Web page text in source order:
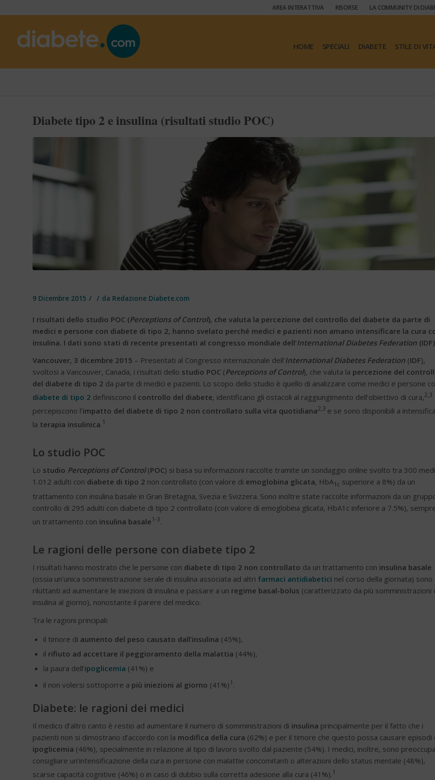
AREA INTERATTIVA RISORSE LA COMMUNITY DI
HOME SPECIALI DIABETE STILE DI
Diabete tipo 2 e insulina (risultati studio POC)
9 Dicembre 2015 / / da Redazione Diabete.com
I risultati dello studio POC (Perceptions of Control), che valuta la percezione del controllo del diabete da parte di
medici e persone con diabete di tipo 2, hanno svelato perché medici e pazienti non amano intensificare la cura
insulina. I dati sono stati di recente presentati al congresso mondiale dell’International Diabetes Federation
Vancouver, 3 dicembre 2015 – Presentati al Congresso internazionale dell’International Diabetes Federation (IDF),
svoltosi a Vancouver, Canada, i risultati dello studio POC (Perceptions of Control), che valuta la percezione del
del diabete di tipo 2 da parte di medici e pazienti. Lo scopo dello studio è quello di analizzare come medici e persone
diabete di tipo 2 definiscono il controllo del diabete, identificano gli ostacoli al raggiungimento dell’obiettivo di cura,2,3
percepiscono l’impatto del diabete di tipo 2 non controllato sulla vita quotidiana2,3 e se sono disponibili a
la terapia insulinica.1
Lo studio POC
Lo studio Perceptions of Control (POC) si basa su informazioni raccolte tramite un sondaggio online svolto tra 300
1.012 adulti con diabete di tipo 2 non controllato (con valore di emoglobina glicata, HbA1c superiore a 8%) da un
trattamento con insulina basale in Gran Bretagna, Svezia e Svizzera. Sono inoltre state raccolte informazioni da un
controllo di 295 adulti con diabete di tipo 2 controllato (con valore di emoglobina glicata, HbA1c inferiore a 7.5%),
un trattamento con insulina basale1-3.
Le ragioni delle persone con diabete tipo 2
I risultati hanno mostrato che le persone con diabete di tipo 2 non controllato da un trattamento con insulina basale
(ossia un’unica somministrazione serale di insulina associata ad altri farmaci antidiabetici nel corso della giornata) sono
riluttanti ad aumentare le iniezioni di insulina e passare a un regime basal-bolus (caratterizzato da più somministrazioni
insulina al giorno), nonostante il parere del medico.
Tra le ragioni principali:
il timore di aumento del peso causato dall’insulina (45%),
il rifiuto ad accettare il peggioramento della malattia (44%),
la paura dell’ipoglicemia (41%) e
il non volersi sottoporre a più iniezioni al giorno (41%)1.
Diabete: le ragioni dei medici
Il medico d’altro canto è restio ad aumentare il numero di somministrazioni di insulina principalmente per il fatto che i
pazienti non si dimostrano d’accordo con la modifica della cura (62%) e per il timore che questo possa causare episodi
ipoglicemia (46%), specialmente in relazione al tipo di lavoro svolto dal paziente (54%). I medici, inoltre, sono
consigliare un’intensificazione della cura in persone con malattie concomitanti o alterazioni dello status mentale (48%),
scarse capacità cognitive (46%) o in caso di dubbio sulla corretta adesione alla cura (41%).1